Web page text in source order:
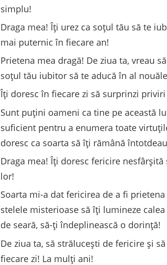
simplu!
Draga mea! Îți urez ca soțul tău să te
mai puternic în fiecare an!
Prietena mea dragă! De ziua ta, vreau
soțul tău iubitor să te aducă în al
Îți doresc în fiecare zi să surprinzi
Sunt puțini oameni ca tine pe această
suficient pentru a enumera toate
doresc ca soarta să îți rămână
Draga mea! Îți doresc fericire
lor!
Soarta mi-a dat fericirea de a fi
stelele misterioase să îți lumineze
de seară, să-ți îndeplinească o dorință!
De ziua ta, să strălucești de fericire și
fiecare zi! La mulți ani!